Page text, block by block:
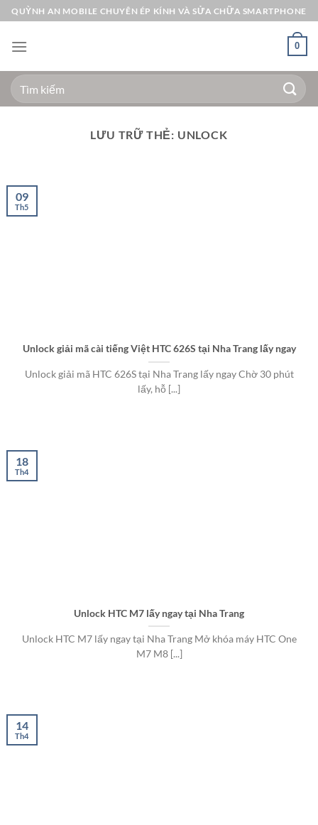
Bỏ
qua
nội
QUỲNH AN MOBILE CHUYÊN ÉP KÍNH VÀ SỬA CHỮA SMARTPHONE
0
Tìm
kiếm:
LƯU TRỮ THẺ: UNLOCK
Unlock giải mã cài tiếng Việt HTC 626S tại Nha Trang lấy ngay
Unlock giải mã HTC 626S tại Nha Trang lấy ngay Chờ 30 phút
lấy, hỗ [...]
09
Th5
Unlock HTC M7 lấy ngay tại Nha Trang
Unlock HTC M7 lấy ngay tại Nha Trang Mở khóa máy HTC One
M7 M8 [...]
18
Th4
14
Th4